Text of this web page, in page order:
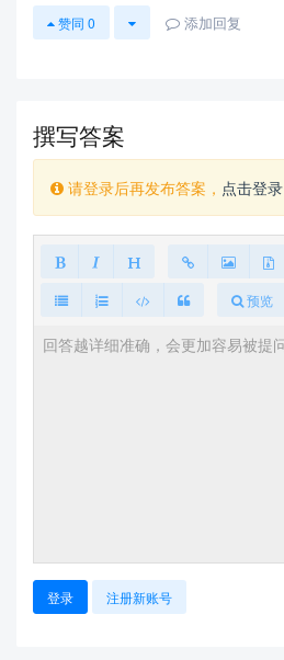
赞同 0 添加回复
撰写答案
请登录后再发布答案， 点击登录
预览
登录 注册新账号